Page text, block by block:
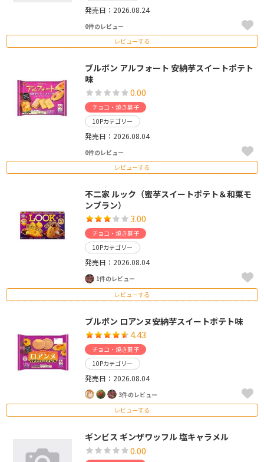
発売日：2026.08.24
0件のレビュー
レビューする
ブルボン アルフォート 安納芋スイートポテト
味
0.00
チョコ・焼き菓子
10Pカテゴリー
発売日：2026.08.04
0件のレビュー
レビューする
不二家 ルック（蜜芋スイートポテト＆和栗モ
ンブラン）
3.00
チョコ・焼き菓子
10Pカテゴリー
発売日：2026.08.04
1件のレビュー
レビューする
ブルボン ロアンヌ安納芋スイートポテト味
4.43
チョコ・焼き菓子
10Pカテゴリー
発売日：2026.08.04
3件のレビュー
レビューする
ギンビス ギンザワッフル 塩キャラメル
0.00